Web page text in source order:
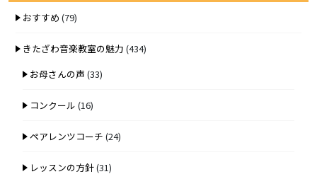
おすすめ (79)
きたざわ音楽教室の魅力 (434)
お母さんの声 (33)
コンクール (16)
ペアレンツコーチ (24)
レッスンの方針(31)